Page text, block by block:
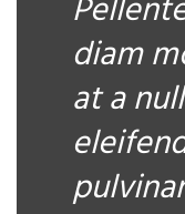
diam
at a